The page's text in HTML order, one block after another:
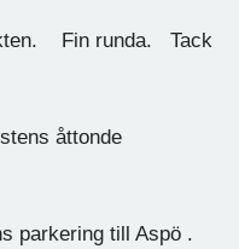
Fin runda. Tack
parkering till Aspö .